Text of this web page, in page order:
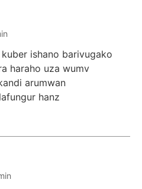
ishano barivugako
haraho uza wumv
arumwan
hanz